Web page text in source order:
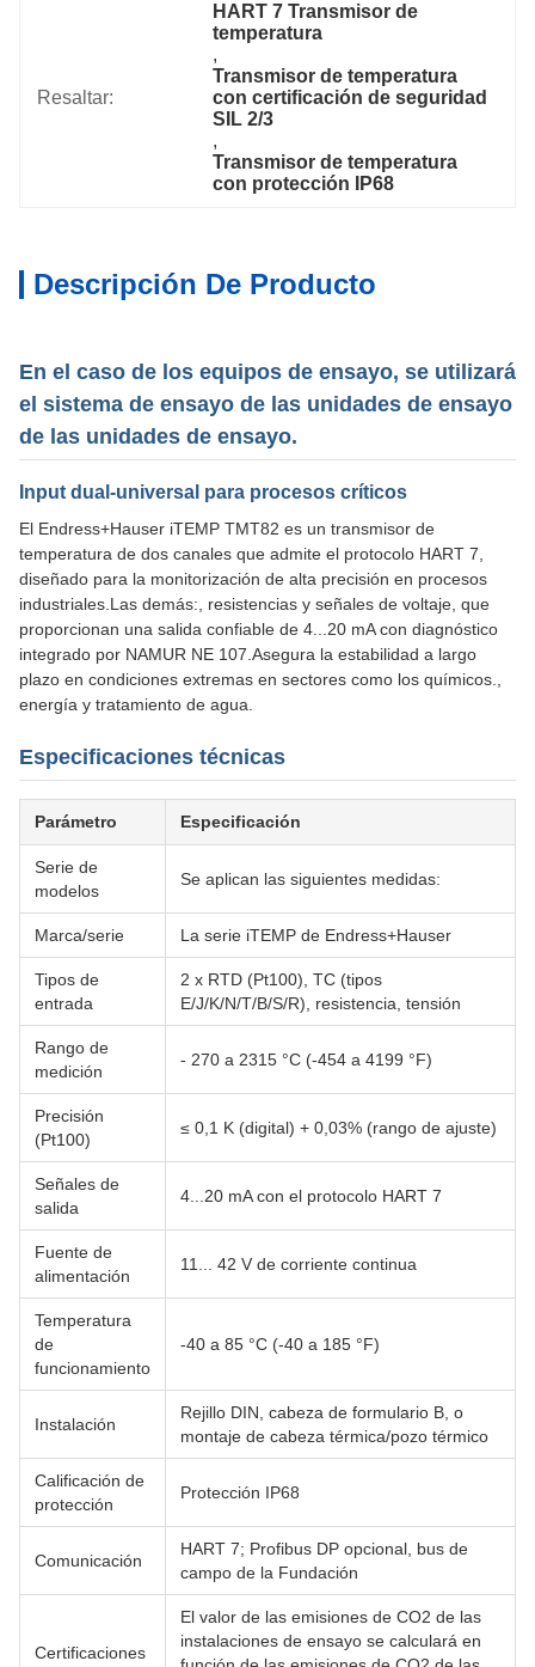
Resaltar:
HART 7 Transmisor de
temperatura
,
Transmisor de temperatura
con certificación de seguridad
SIL 2/3
,
Transmisor de temperatura
con protección IP68
Descripción De Producto
En el caso de los equipos de ensayo, se utilizará
el sistema de ensayo de las unidades de ensayo
de las unidades de ensayo.
Input dual-universal para procesos críticos
El Endress+Hauser iTEMP TMT82 es un transmisor de
temperatura de dos canales que admite el protocolo HART 7,
diseñado para la monitorización de alta precisión en procesos
industriales.Las demás:, resistencias y señales de voltaje, que
proporcionan una salida confiable de 4...20 mA con diagnóstico
integrado por NAMUR NE 107.Asegura la estabilidad a largo
plazo en condiciones extremas en sectores como los químicos.,
energía y tratamiento de agua.
Especificaciones técnicas
Parámetro Especificación
Serie de
modelos
Se aplican las siguientes medidas:
Marca/serie La serie iTEMP de Endress+Hauser
Tipos de
entrada
2 x RTD (Pt100), TC (tipos
E/J/K/N/T/B/S/R), resistencia, tensión
Rango de
medición
- 270 a 2315 °C (-454 a 4199 °F)
Precisión
(Pt100)
≤ 0,1 K (digital) + 0,03% (rango de ajuste)
Señales de
salida
4...20 mA con el protocolo HART 7
Fuente de
alimentación
11... 42 V de corriente continua
Temperatura
de
funcionamiento
-40 a 85 °C (-40 a 185 °F)
Instalación
Rejillo DIN, cabeza de formulario B, o
montaje de cabeza térmica/pozo térmico
Calificación de
protección
Protección IP68
Comunicación
HART 7; Profibus DP opcional, bus de
campo de la Fundación
Certificaciones
El valor de las emisiones de CO2 de las
instalaciones de ensayo se calculará en